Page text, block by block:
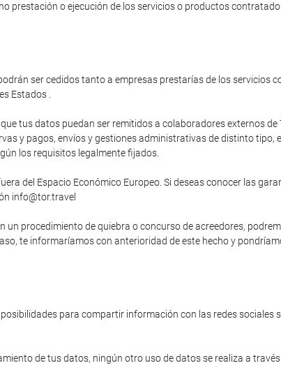
prestación o ejecución de los servicios o productos
ser cedidos tanto a empresas prestarías de los servicios
Estados .
tus datos puedan ser remitidos a colaboradores externos de
y pagos, envíos y gestiones administrativas de distinto tipo,
los requisitos legalmente fijados.
del Espacio Económico Europeo. Si deseas conocer las
info@tor.travel
procedimiento de quiebra o concurso de acreedores,
te informaríamos con anterioridad de este hecho y
para compartir información con las redes sociales
de tus datos, ningún otro uso de datos se realiza a través